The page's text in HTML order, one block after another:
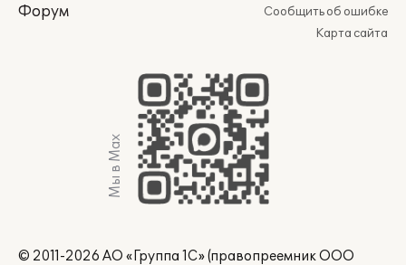
Форум
Сообщить об ошибке
Карта сайта
Мы в Max
© 2011-2026 АО «Группа 1С» (правопреемник ООО